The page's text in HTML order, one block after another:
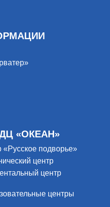
«ОКЕАН»
подворье»
центр
центр
центры